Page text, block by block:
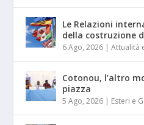
Le Relazioni
della costruzione
6 Ago, 2026 |Attualità
Cotonou, l’altro
piazza
5 Ago, 2026 | Esteri e